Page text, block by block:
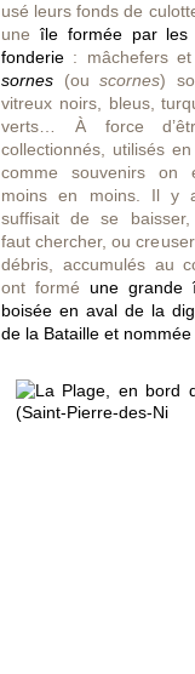
usé leurs fonds de
uneîle formée par les
fonderie : mâchefers
sornes (ouscornes)
vitreux noirs, bleus,
verts… À force
collectionnés, utilisés
comme souvenirs on
moins en moins. Il y
suffisait de se
faut chercher, ou
débris, accumulés au
ont formé une grande
boisée en aval de la
de la Bataille et nommée